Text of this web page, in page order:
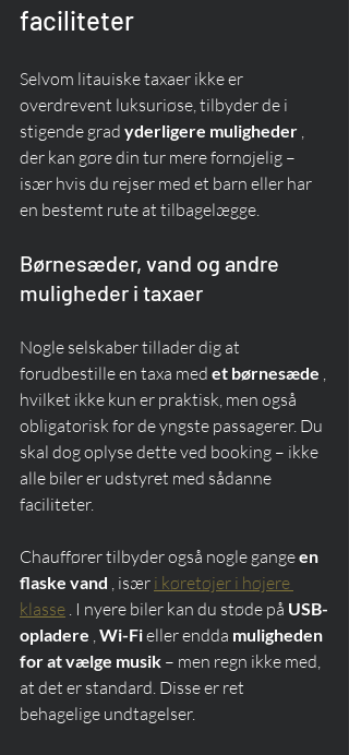
faciliteter
Selvom litauiske taxaer ikke er
overdrevent luksuriøse, tilbyder de i
stigende grad yderligere muligheder ,
der kan gøre din tur mere fornøjelig –
især hvis du rejser med et barn eller har
en bestemt rute at tilbagelægge.
Børnesæder, vand og andre
muligheder i taxaer
Nogle selskaber tillader dig at
forudbestille en taxa med et børnesæde ,
hvilket ikke kun er praktisk, men også
obligatorisk for de yngste passagerer. Du
skal dog oplyse dette ved booking – ikke
alle biler er udstyret med sådanne
faciliteter.
Chauffører tilbyder også nogle gange en
flaske vand , især i køretøjer i højere
klasse . I nyere biler kan du støde på USB-
opladere , Wi-Fi eller endda muligheden
for at vælge musik – men regn ikke med,
at det er standard. Disse er ret
behagelige undtagelser.